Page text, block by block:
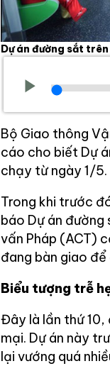
Dự án đường sắt
Bộ Giao thông
cáo cho biết Dự
chạy từ ngày 1/5.
Trong khi trước
báo Dự án
vấn Pháp (ACT)
đang bàn giao
Biểu tượng trễ
Đây là lần thứ
mại. Dự án này
lại vướng quá